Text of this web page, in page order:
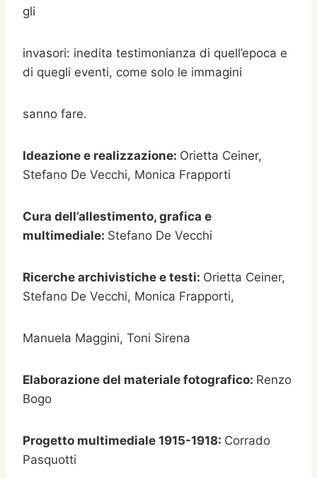
gli
invasori: inedita testimonianza di quell’epoca e
di quegli eventi, come solo le immagini
sanno fare.
Ideazione e realizzazione: Orietta Ceiner,
Stefano De Vecchi, Monica Frapporti
Cura dell’allestimento, grafica e
multimediale: Stefano De Vecchi
Ricerche archivistiche e testi: Orietta Ceiner,
Stefano De Vecchi, Monica Frapporti,
Manuela Maggini, Toni Sirena
Elaborazione del materiale fotografico: Renzo
Bogo
Progetto multimediale 1915-1918: Corrado
Pasquotti